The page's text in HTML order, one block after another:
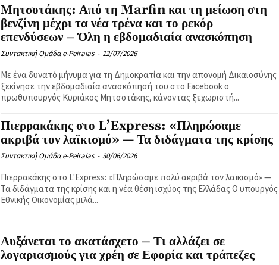
Μητσοτάκης: Από τη Marfin και τη μείωση στη
βενζίνη μέχρι τα νέα τρένα και το ρεκόρ
επενδύσεων – Όλη η εβδομαδιαία ανασκόπηση
Συντακτική Ομάδα e-Peiraias - 12/07/2026
Με ένα δυνατό μήνυμα για τη Δημοκρατία και την απονομή Δικαιοσύνης
ξεκίνησε την εβδομαδιαία ανασκόπησή του στο Facebook ο
πρωθυπουργός Κυριάκος Μητσοτάκης, κάνοντας ξεχωριστή...
Πιερρακάκης στο L’Express: «Πληρώσαμε
ακριβά τον λαϊκισμό» — Τα διδάγματα της κρίσης
Συντακτική Ομάδα e-Peiraias - 30/06/2026
Πιερρακάκης στο L'Express: «Πληρώσαμε πολύ ακριβά τον λαϊκισμό» —
Τα διδάγματα της κρίσης και η νέα θέση ισχύος της Ελλάδας Ο υπουργός
Εθνικής Οικονομίας μιλά...
Αυξάνεται το ακατάσχετο – Τι αλλάζει σε
λογαριασμούς για χρέη σε Εφορία και τράπεζες